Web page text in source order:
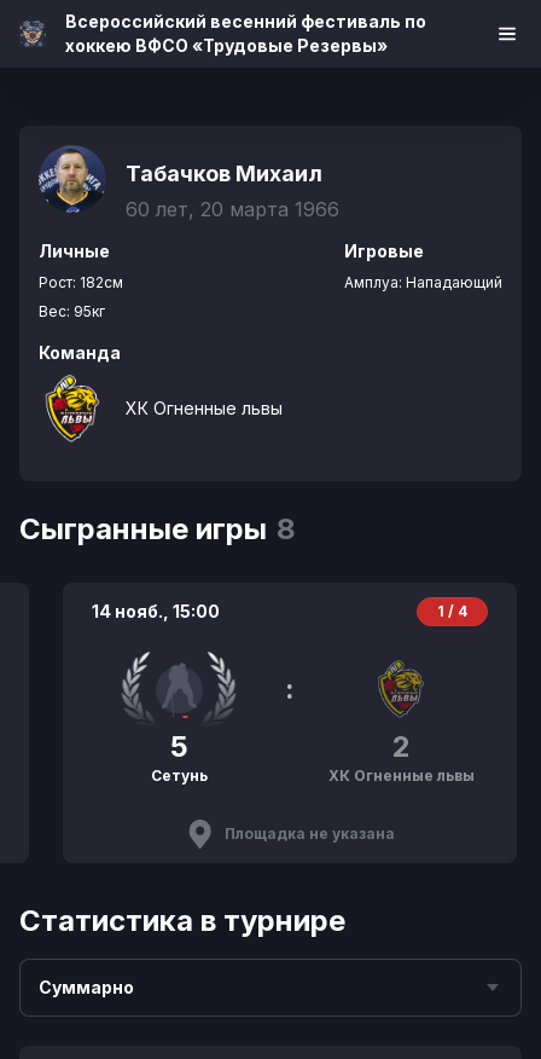
Всероссийский весенний фестиваль по
хоккею ВФСО «Трудовые Резервы»
Табачков Михаил
60 лет, 20 марта 1966
Личные
Рост: 182см
Вес: 95кг
Игровые
Амплуа: Нападающий
Команда
ХК Огненные львы
Сыгранные игры 8
14 нояб., 15:00 1 / 4
5
Сетунь
:
2
ХК Огненные львы
Площадка не указана
Статистика в турнире
Суммарно